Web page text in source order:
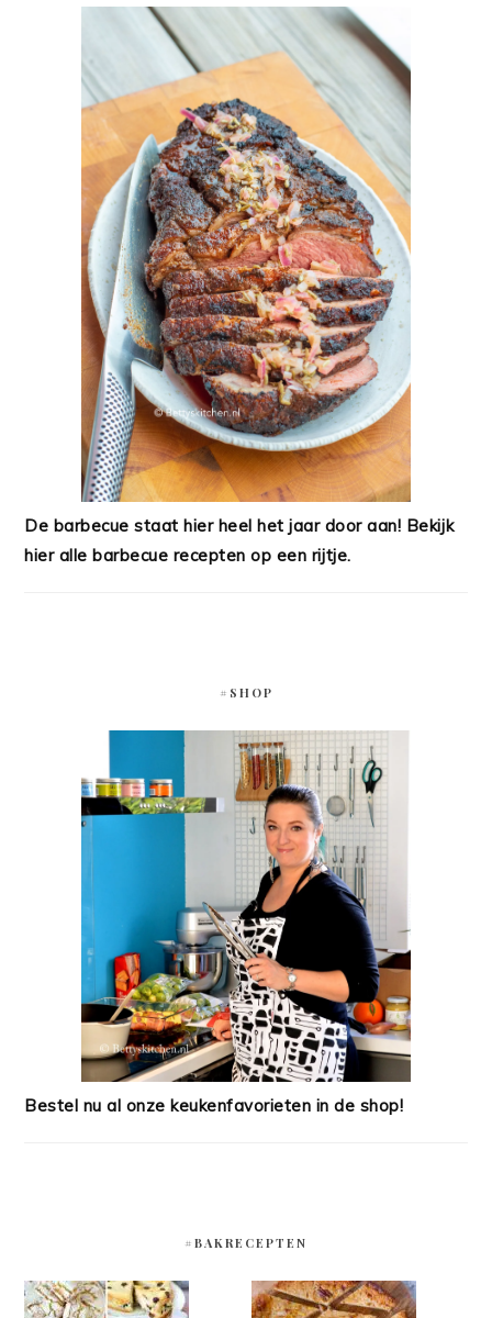
De barbecue staat hier heel het jaar door aan! Bekijk
hier alle barbecue recepten op een rijtje.
#SHOP
Bestel nu al onze keukenfavorieten in de shop!
#BAKRECEPTEN